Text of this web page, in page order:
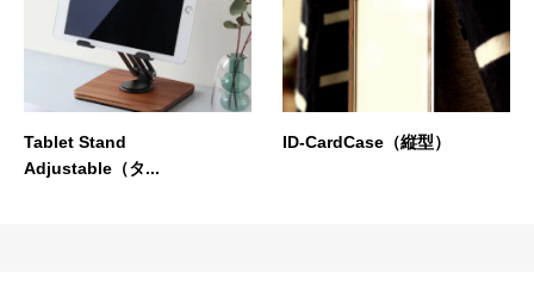
Tablet Stand
Adjustable（タ...
ID-CardCase（縦型）